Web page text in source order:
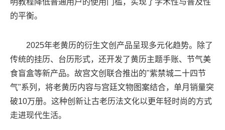
明教程降低普通用户的使用门槛，实现了学术性与普及性
的平衡。
2025年老黄历的衍生文创产品呈现多元化趋势。除了
传统的挂历、台历形式，还开发了黄历主题手账、节气美
食盲盒等新产品。故宫文创联合推出的"紫禁城二十四节
气"系列，将老黄历内容与宫廷文物图案结合，单月销量突
破10万册。这种创新让古老历法文化以更年轻时尚的方式
走进现代生活。